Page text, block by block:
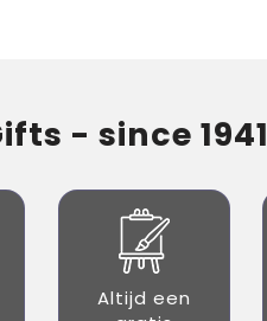
- since 1941
Altijd een